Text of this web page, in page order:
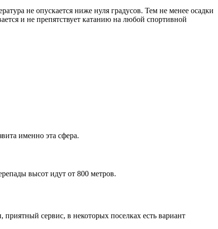
не опускается ниже нуля градусов. Тем не менее осадки
и не препятствует катанию на любой спортивной
именно эта сфера.
высот идут от 800 метров.
сервис, в некоторых поселках есть вариант